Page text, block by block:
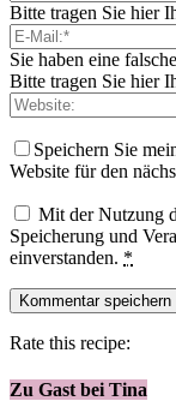
Bitte tragen Sie hier
Sie haben eine
Bitte tragen Sie hier
Speichern Sie
Website für den
Mit der Nutzung
Speicherung und
einverstanden. *
Rate this recipe:
Zu Gast bei Tina